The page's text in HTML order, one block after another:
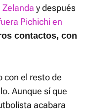
Zelanda y después
Pichichi en
contactos, con
con el resto de
Aunque sí que
acabara